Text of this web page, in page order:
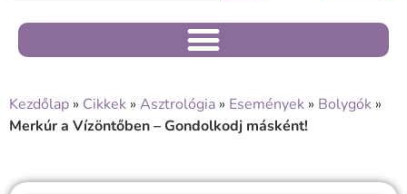
Kezdőlap » Cikkek » Asztrológia » Események » Bolygók »
Merkúr a Vízöntőben – Gondolkodj másként!